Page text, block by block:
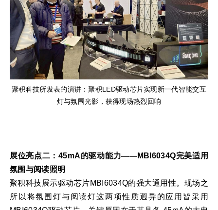
聚积科技所发表的演讲：聚积LED驱动芯片实现新一代智能交互
灯与氛围光影，获得现场热烈回响
展位亮点二：45mA的驱动能力——MBI6034Q完美适用
氛围与阅读照明
聚积科技展示驱动芯片MBI6034Q的强大通用性。现场之
所以将氛围灯与阅读灯这两项性质迥异的应用皆采用